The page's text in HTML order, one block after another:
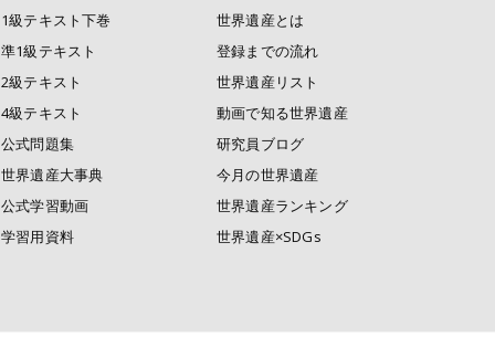
1級テキスト下巻
準1級テキスト
2級テキスト
4級テキスト
公式問題集
世界遺産大事典
公式学習動画
学習用資料
世界遺産とは
登録までの流れ
世界遺産リスト
動画で知る世界遺産
研究員ブログ
今月の世界遺産
世界遺産ランキング
世界遺産×SDGs